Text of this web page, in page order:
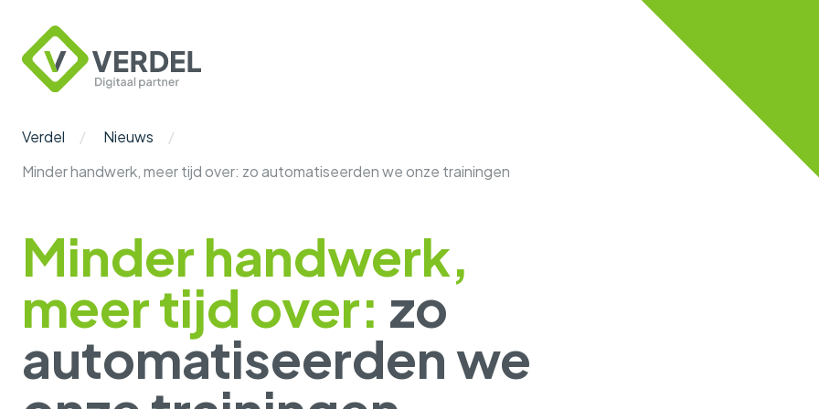
Verdel
Nieuws
Minder handwerk, meer tijd over: zo automatiseerden we onze trainingen
Minder handwerk,
meer tijd over: zo
automatiseerden we